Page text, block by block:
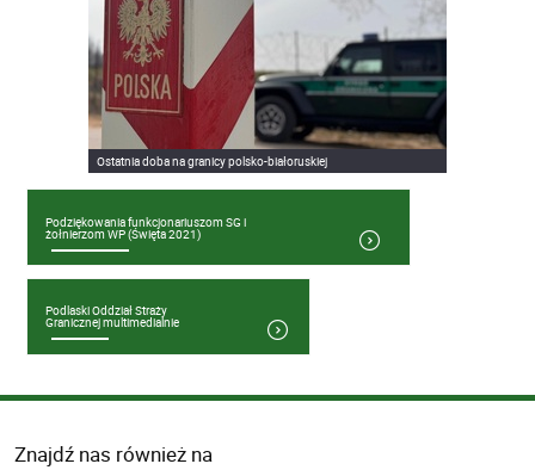
Ostatnia doba na granicy polsko-białoruskiej
Podziękowania funkcjonariuszom SG i
żołnierzom WP (Święta 2021)
Podlaski Oddział Straży
Granicznej multimedialnie
Znajdź nas również na